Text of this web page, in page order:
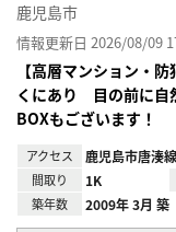
鹿児島市
情報更新日 2026/08/09
【高層マンション・
くにあり 目の前に自
BOXもございます！
アクセス 鹿児島市唐湊
間取り 1K
築年数 2009年 3月 築